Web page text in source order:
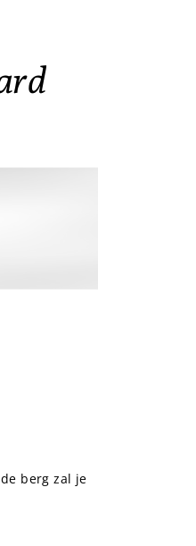
berg zal je